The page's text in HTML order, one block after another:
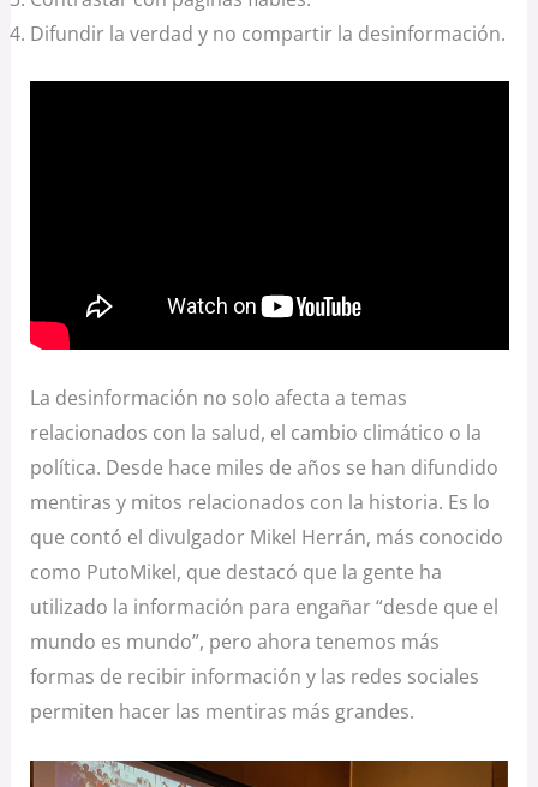
Difundir la verdad y no compartir la desinformación.
La desinformación no solo afecta a temas
relacionados con la salud, el cambio climático o la
política. Desde hace miles de años se han difundido
mentiras y mitos relacionados con la historia. Es lo
que contó el divulgador Mikel Herrán, más conocido
como PutoMikel, que destacó que la gente ha
utilizado la información para engañar “desde que el
mundo es mundo”, pero ahora tenemos más
formas de recibir información y las redes sociales
permiten hacer las mentiras más grandes.